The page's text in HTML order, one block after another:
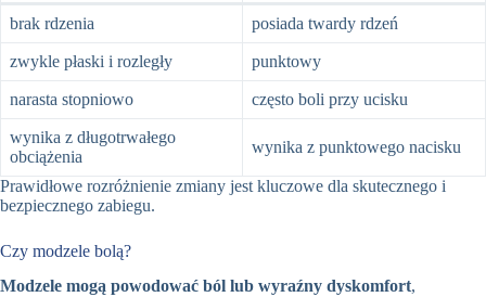
brak rdzenia posiada twardy rdzeń
zwykle płaski i rozległy punktowy
narasta stopniowo często boli przy ucisku
wynika z długotrwałego
obciążenia
wynika z punktowego nacisku
Prawidłowe rozróżnienie zmiany jest kluczowe dla skutecznego i
bezpiecznego zabiegu.
Czy modzele bolą?
Modzele mogą powodować ból lub wyraźny dyskomfort,